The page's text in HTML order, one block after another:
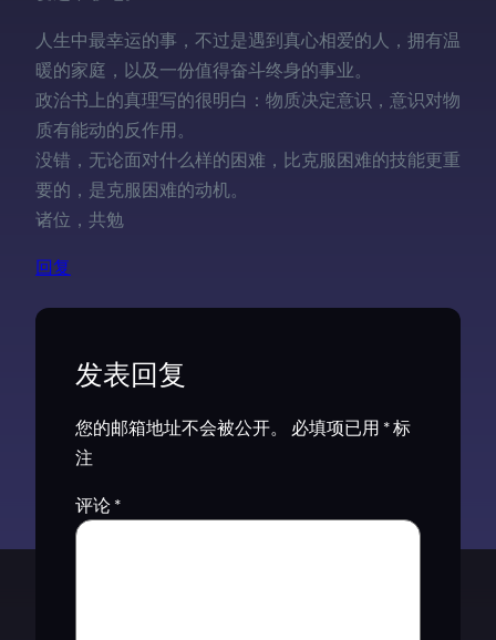
人生中最幸运的事，不过是遇到真心相爱的人，拥有温
暖的家庭，以及一份值得奋斗终身的事业。
政治书上的真理写的很明白：物质决定意识，意识对物
质有能动的反作用。
没错，无论面对什么样的困难，比克服困难的技能更重
要的，是克服困难的动机。
诸位，共勉
回复
发表回复
您的邮箱地址不会被公开。 必填项已用 *标
注
评论 *